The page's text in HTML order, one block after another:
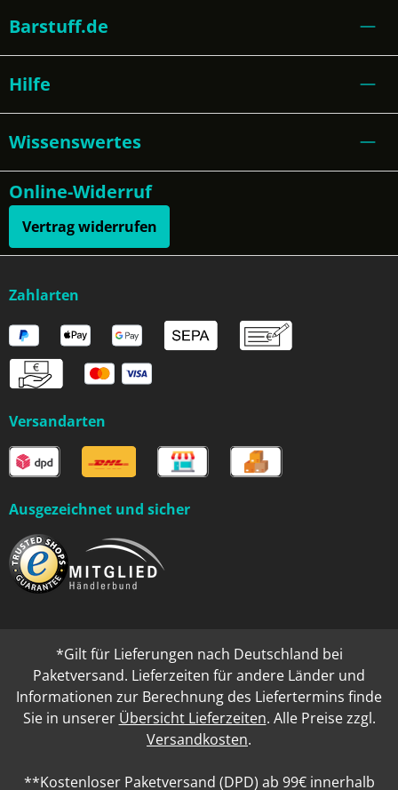
Barstuff.de
Hilfe
Wissenswertes
Online-Widerruf
Vertrag widerrufen
Zahlarten
Versandarten
Ausgezeichnet und sicher
*Gilt für Lieferungen nach Deutschland bei
Paketversand. Lieferzeiten für andere Länder und
Informationen zur Berechnung des Liefertermins finde
Sie in unserer Übersicht Lieferzeiten. Alle Preise zzgl.
Versandkosten.
**Kostenloser Paketversand (DPD) ab 99€ innerhalb